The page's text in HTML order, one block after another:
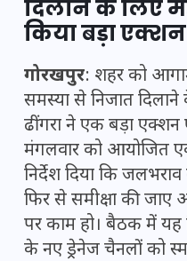
दिलाने के लिए
किया बड़ा
गोरखपुर: शहर को
समस्या से निजात
ढींगरा ने एक बड़ा एक्शन
मंगलवार को आयोजित
निर्देश दिया कि
फिर से समीक्षा की जाए
पर काम हो। बैठक में यह
के नए ड्रेनेज चैनलों को